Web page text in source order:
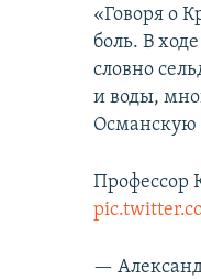
«Говоря о
боль. В
словно
и воды,
Османскую
Профессор
—